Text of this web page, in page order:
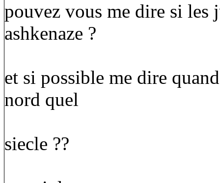
pouvez vous me dire si les
ashkenaze ?
et si possible me dire
nord quel
siecle ??